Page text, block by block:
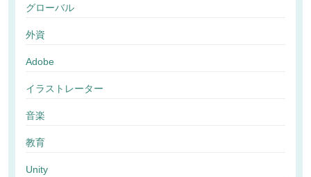
グローバル
外資
Adobe
イラストレーター
音楽
教育
Unity